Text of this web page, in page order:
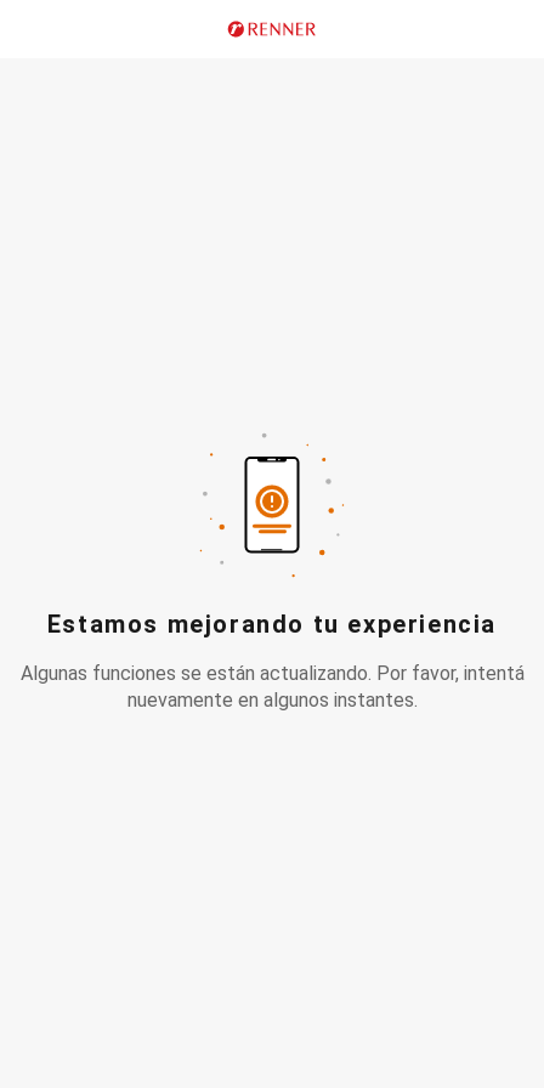
Estamos mejorando tu experiencia
Algunas funciones se están actualizando. Por favor, intentá
nuevamente en algunos instantes.